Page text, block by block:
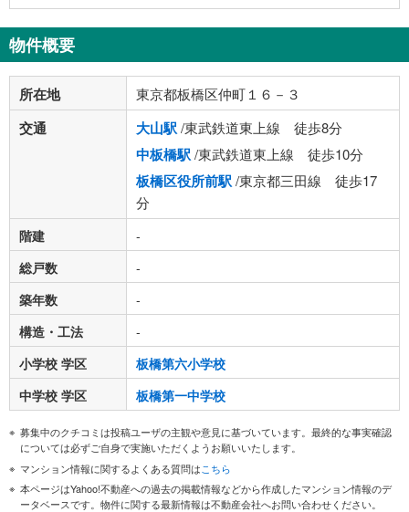
物件概要
所在地 東京都板橋区仲町１６－３
交通 大山駅/東武鉄道東上線 徒歩8分
中板橋駅/東武鉄道東上線 徒歩10分
板橋区役所前駅/東京都三田線 徒歩17
分
階建
-
総戸数
-
築年数
-
構造・工法
-
小学校 学区
板橋第六小学校
中学校 学区
板橋第一中学校
募集中のクチコミは投稿ユーザの主観や意見に基づいています。最終的な事実確認
については必ずご自身で実施いただくようお願いいたします。
マンション情報に関するよくある質問はこちら
本ページはYahoo!不動産への過去の掲載情報などから作成したマンション情報のデ
ータベースです。物件に関する最新情報は不動産会社へお問い合わせください。